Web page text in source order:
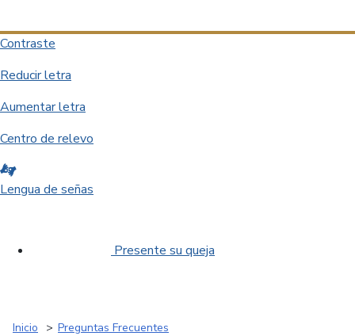
Contraste
Reducir letra
Aumentar letra
Centro de relevo
Lengua de señas
Presente su queja
Inicio
Preguntas Frecuentes